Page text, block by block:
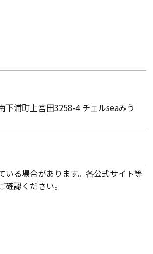
下浦町上宮田3258-4 チェルseaみう
る場合があります。各公式サイト等
認ください。